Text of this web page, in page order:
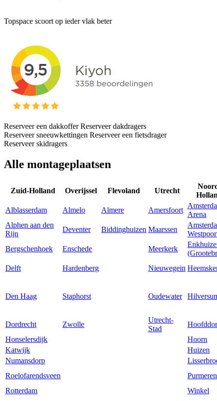
Topspace scoort op ieder vlak beter
Reserveer een dakkoffer Reserveer dakdragers
Reserveer sneeuwkettingen Reserveer een fietsdrager
Reserveer skidragers
Alle montageplaatsen
Zuid-Holland Overijssel Flevoland Utrecht
Alblasserdam
Almelo Almere Amersfoort
Arena
Alphen aan den
Rijn
Deventer Biddinghuizen Maarssen
Bergschenhoek
Enschede Meerkerk
Delft
Hardenberg Nieuwegein
Den Haag Staphorst Oudewater
Dordrecht Zwolle
Utrecht-
Stad
Honselersdijk
Hoorn
Katwijk
Huizen
Numansdorp
Roelofarendsveen
Rotterdam
Winkel